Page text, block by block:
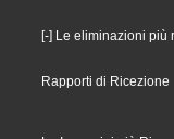
[-] Le eliminazioni più
Rapporti di Ricezione